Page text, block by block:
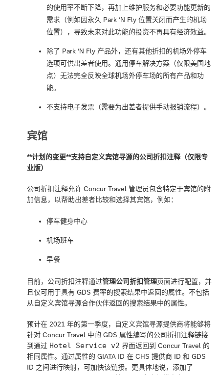
的使用率不断下降，再加上维护服务和必要功能更新的
需求（例如因永久 Park ‘N Fly 位置关闭而产生的机场
位置），导致未来对此功能的投资不再具有经济效益。
除了 Park ‘N Fly 产品外，还有其他折扣的机场外停车
选项可供出差者使用。通用停车解决方案（仅限美国地
点）无法完全反映全球机场外停车场的所有产品和功
能。
不支持电子发票（需要为出差者提供手动报销流程）。
宾馆
**计划的变更**支持自定义宾馆寻源的公司折扣注释（仅限专
业版）
公司折扣注释允许 Concur Travel 管理员包含特定于宾馆的附
加信息，以帮助出差者比较和选择其宾馆，例如：
停车健身中心
机场班车
早餐
目前，公司折扣注释通过管理公司折扣管理页面进行配置，并
且仅可用于具有 GDS 费率的搜索结果中返回的属性。不包括
从自定义宾馆寻源合作伙伴返回的搜索结果中的属性。
预计在 2021 年的第一季度，自定义宾馆寻源提供商将能够将
针对 Concur Travel 中的 GDS 属性编写的公司折扣注释链接
到通过 Hotel Service v2 界面返回到 Concur Travel 的
相同属性。通过属性的 GIATA ID 在 CHS 提供商 ID 和 GDS
ID 之间进行映射，可加快该链接。更具体地说，添加了